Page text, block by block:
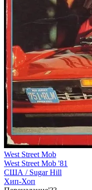
West Street Mob
West Street Mob '81
США / Sugar Hill
Хип-Хоп